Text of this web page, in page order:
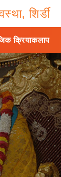
शिर्डी
क्रियाकलाप